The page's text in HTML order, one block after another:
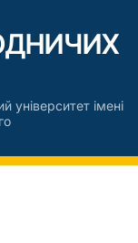
університет імені